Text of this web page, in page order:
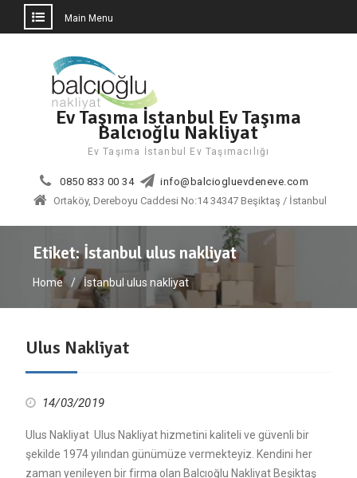
Main Menu
Ev Taşıma İstanbul Ev Taşıma
Balcıoğlu Nakliyat
Ev Taşıma İstanbul Ev Taşımacılığı
0850 833 00 34
info@balciogluevdeneve.com
Ortaköy, Dereboyu Caddesi No:14 34347 Beşiktaş / İstanbul
Etiket:İstanbul ulus nakliyat
Home İstanbul ulus nakliyat
Ulus Nakliyat
14/03/2019
Ulus Nakliyat Ulus Nakliyat hizmetini kaliteli ve güvenli bir
şekilde 1974 yılından günümüze vermekteyiz. Kendini her
zaman yenileyen bir firma olan Balcıoğlu Nakliyat Beşiktaş